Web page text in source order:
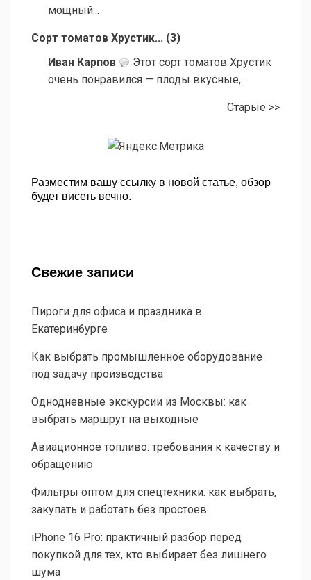
мощный...
Сорт томатов Хрустик... (3)
Иван Карпов
Этот сорт томатов Хрустик
очень понравился — плоды вкусные,...
Старые >>
Разместим вашу ссылку в новой статье, обзор
будет висеть вечно.
Свежие записи
Пироги для офиса и праздника в
Екатеринбурге
Как выбрать промышленное оборудование
под задачу производства
Однодневные экскурсии из Москвы: как
выбрать маршрут на выходные
Авиационное топливо: требования к качеству и
обращению
Фильтры оптом для спецтехники: как выбрать,
закупать и работать без простоев
iPhone 16 Pro: практичный разбор перед
покупкой для тех, кто выбирает без лишнего
шума